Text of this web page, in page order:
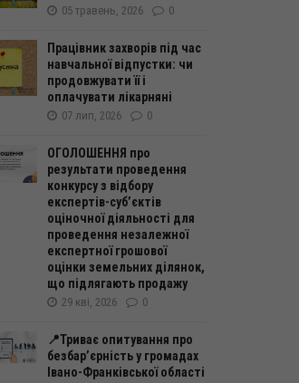
05 травень, 2026 0
Працівник захворів під час
навчальної відпустки: чи
продовжувати її і
оплачувати лікарняні
07 лип, 2026 0
ОГОЛОШЕННЯ про
результати проведення
конкурсу з відбору
експертів-суб’єктів
оціночної діяльності для
проведення незалежної
експертної грошової
оцінки земельних ділянок,
що підлягають продажу
29 кві, 2026 0
📍Триває опитування про
безбар’єрність у громадах
Івано-Франківської області